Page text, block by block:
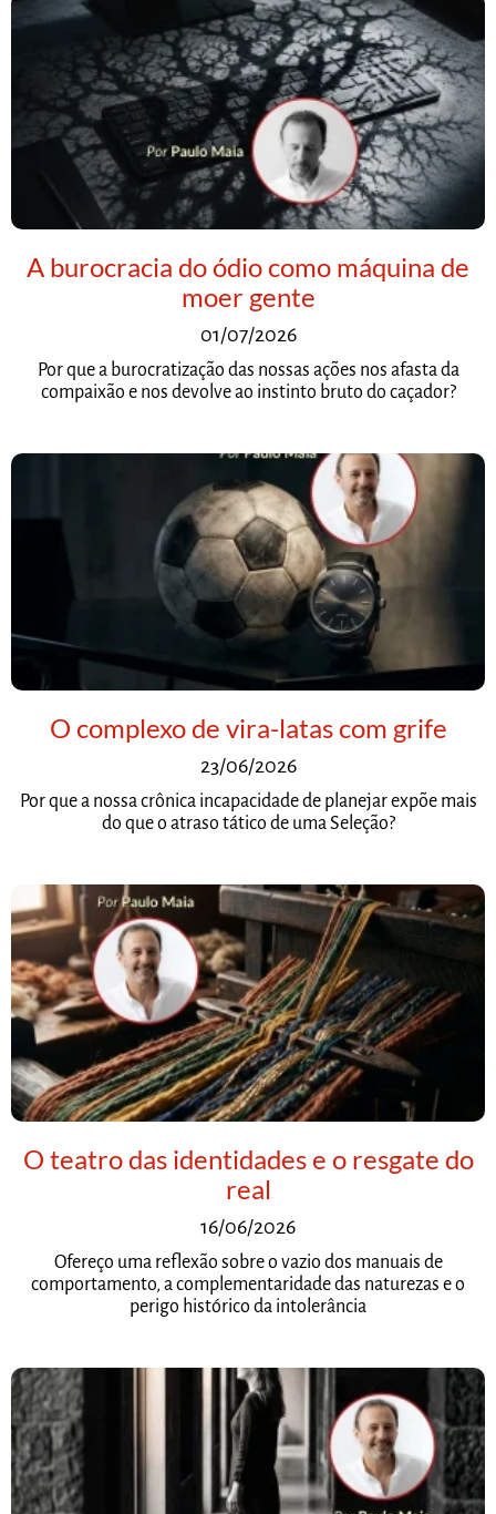
A burocracia do ódio como máquina de
moer gente
01/07/2026
Por que a burocratização das nossas ações nos afasta da
compaixão e nos devolve ao instinto bruto do caçador?
O complexo de vira-latas com grife
23/06/2026
Por que a nossa crônica incapacidade de planejar expõe mais
do que o atraso tático de uma Seleção?
O teatro das identidades e o resgate do
real
16/06/2026
Ofereço uma reflexão sobre o vazio dos manuais de
comportamento, a complementaridade das naturezas e o
perigo histórico da intolerância